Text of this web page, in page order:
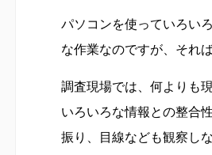
パソコンを使っていろい
な作業なのですが、それ
調査現場では、何よりも
いろいろな情報との整合
振り、目線なども観察し